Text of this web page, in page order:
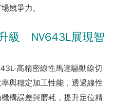
競爭力。
級 NV643L展現智
高精密線性馬達驅動線切
與穩定加工性能，透過線性
構誤差與磨耗，提升定位精